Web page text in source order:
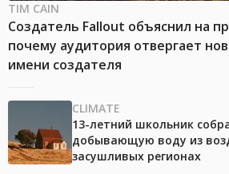
TIM CAIN
Создатель Fallout объяснил на
почему аудитория отвергает
имени создателя
CLIMATE
13-летний школьник
добывающую воду из
засушливых регионах